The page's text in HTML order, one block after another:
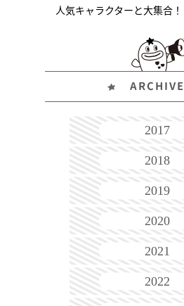
人気キャラクターと大集合！
ARCHIVE
2017
2018
2019
2020
2021
2022